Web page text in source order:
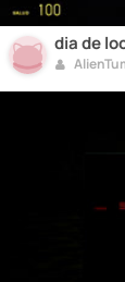
dia de